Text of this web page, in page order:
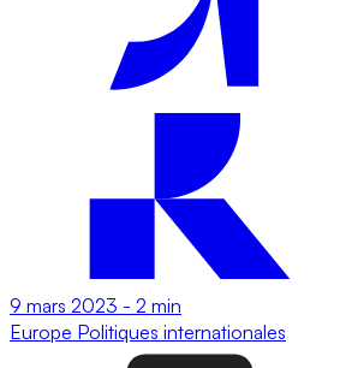
9 mars 2023 - 2 min
Europe Politiques internationales